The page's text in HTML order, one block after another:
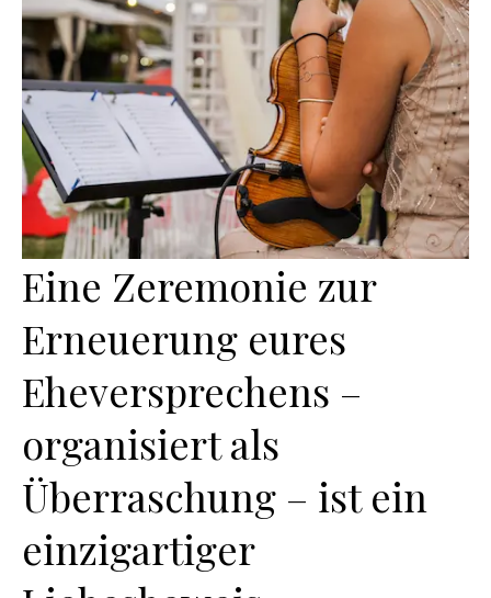
Eine Zeremonie zur
Erneuerung eures
Eheversprechens –
organisiert als
Überraschung – ist ein
einzigartiger